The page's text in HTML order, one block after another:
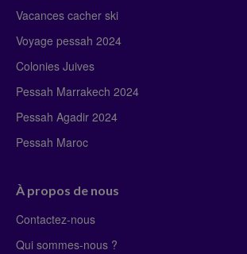
Vacances cacher ski
Voyage pessah 2024
Colonies Juives
Pessah Marrakech 2024
Pessah Agadir 2024
Pessah Maroc
À propos de nous
Contactez-nous
Qui sommes-nous ?